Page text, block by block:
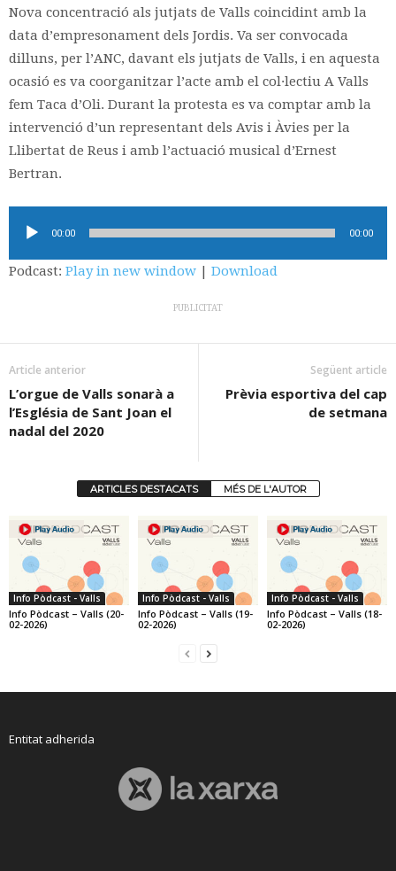
Nova concentració als jutjats de Valls coincidint amb la
data d’empresonament dels Jordis. Va ser convocada
dilluns, per l’ANC, davant els jutjats de Valls, i en aquesta
ocasió es va coorganitzar l’acte amb el col·lectiu A Valls
fem Taca d’Oli. Durant la protesta es va comptar amb la
intervenció d’un representant dels Avis i Àvies per la
Llibertat de Reus i amb l’actuació musical d’Ernest
Bertran.
d'àudio00:00 00:00
Podcast: Play in new window | Download
PUBLICITAT
Article anterior
L’orgue de Valls sonarà a
l’Església de Sant Joan el
nadal del 2020
Següent article
Prèvia esportiva del cap
de setmana
ARTICLES DESTACATS MÉS DE L'AUTOR
Info Pòdcast - Valls
Info Pòdcast – Valls (20-
02-2026)
Info Pòdcast - Valls
Info Pòdcast – Valls (19-
02-2026)
Info Pòdcast - Valls
Info Pòdcast – Valls (18-
02-2026)
Entitat adherida